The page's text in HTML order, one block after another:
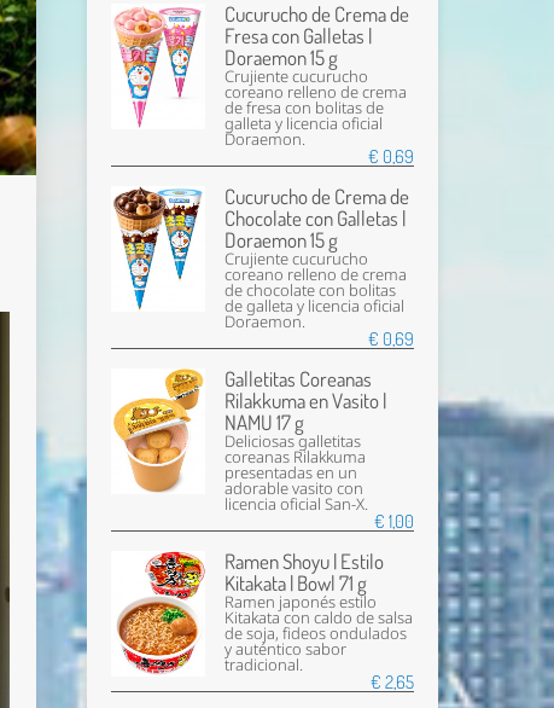
Cucurucho de Crema de
Fresa con Galletas |
Doraemon 15 g
Crujiente cucurucho
coreano relleno de crema
de fresa con bolitas de
galleta y licencia oficial
Doraemon.
€ 0,69
Cucurucho de Crema de
Chocolate con Galletas |
Doraemon 15 g
Crujiente cucurucho
coreano relleno de crema
de chocolate con bolitas
de galleta y licencia oficial
Doraemon.
€ 0,69
Galletitas Coreanas
Rilakkuma en Vasito |
NAMU 17 g
Deliciosas galletitas
coreanas Rilakkuma
presentadas en un
adorable vasito con
licencia oficial San-X.
€ 1,00
Ramen Shoyu | Estilo
Kitakata | Bowl 71 g
Ramen japonés estilo
Kitakata con caldo de salsa
de soja, fideos ondulados
y auténtico sabor
tradicional.
€ 2,65